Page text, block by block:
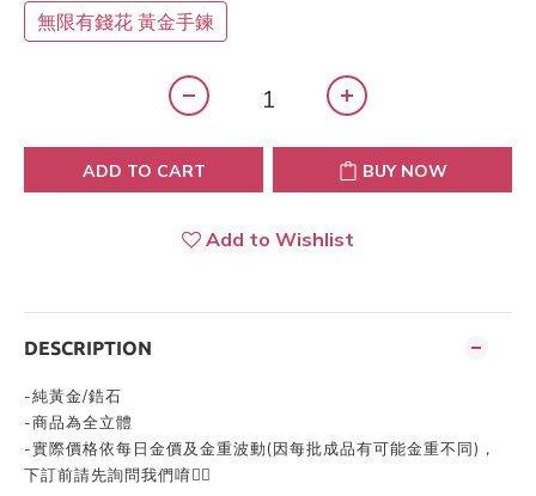
無限有錢花 黃金手鍊
ADD TO CART BUY NOW
Add to Wishlist
DESCRIPTION
-純黃金/鋯石
-商品為全立體
-實際價格依每日金價及金重波動(因每批成品有可能金重不同)，
下訂前請先詢問我們唷👍🏻